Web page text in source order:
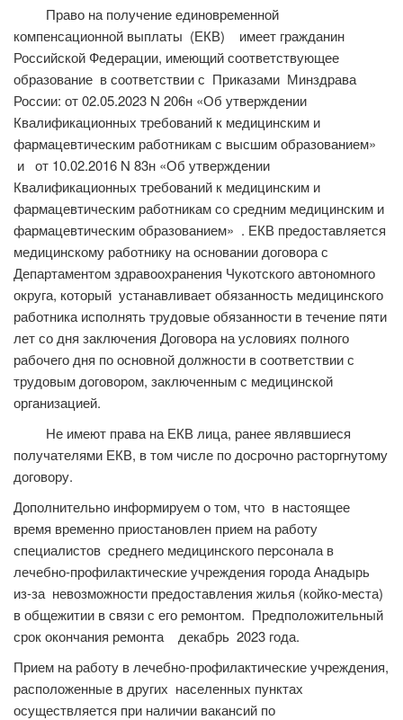
Право на получение единовременной
компенсационной выплаты (ЕКВ) имеет гражданин
Российской Федерации, имеющий соответствующее
образование в соответствии с Приказами Минздрава
России: от 02.05.2023 N 206н «Об утверждении
Квалификационных требований к медицинским и
фармацевтическим работникам с высшим образованием»
и от 10.02.2016 N 83н «Об утверждении
Квалификационных требований к медицинским и
фармацевтическим работникам со средним медицинским и
фармацевтическим образованием» . ЕКВ предоставляется
медицинскому работнику на основании договора с
Департаментом здравоохранения Чукотского автономного
округа, который устанавливает обязанность медицинского
работника исполнять трудовые обязанности в течение пяти
лет со дня заключения Договора на условиях полного
рабочего дня по основной должности в соответствии с
трудовым договором, заключенным с медицинской
организацией.
Не имеют права на ЕКВ лица, ранее являвшиеся
получателями ЕКВ, в том числе по досрочно расторгнутому
договору.
Дополнительно информируем о том, что в настоящее
время временно приостановлен прием на работу
специалистов среднего медицинского персонала в
лечебно-профилактические учреждения города Анадырь
из-за невозможности предоставления жилья (койко-места)
в общежитии в связи с его ремонтом. Предположительный
срок окончания ремонта декабрь 2023 года.
Прием на работу в лечебно-профилактические учреждения,
расположенные в других населенных пунктах
осуществляется при наличии вакансий по